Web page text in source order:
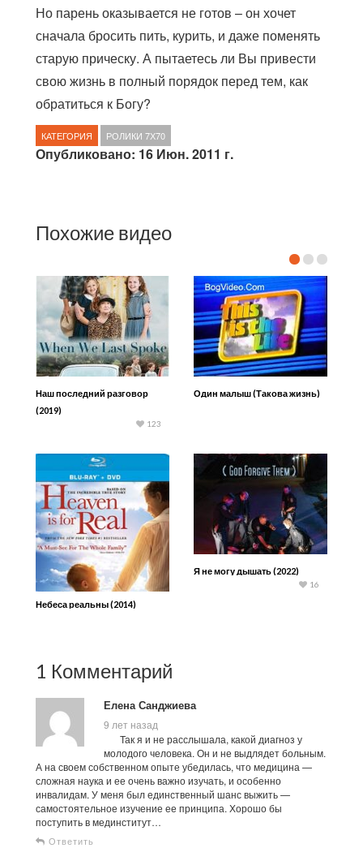
Но парень оказывается не готов – он хочет
сначала бросить пить, курить, и даже поменять
старую прическу. А пытаетесь ли Вы привести
свою жизнь в полный порядок перед тем, как
обратиться к Богу?
КАТЕГОРИЯ РОЛИКИ 7Х70
Опубликовано: 16 Июн. 2011 г.
Похожие видео
Наш последний разговор
(2019)
123
Один малыш (Такова жизнь)
Небеса реальны (2014)
Я не могу дышать (2022)
16
1 Комментарий
Елена Санджиева
9 лет назад
Так я и не расслышала, какой диагноз у
молодого человека. Он и не выдлядет больным.
А на своем собственном опыте убедилась, что медицина —
сложная наука и ее очень важно изучать, и особенно
инвалидам. У меня был единственный шанс выжить —
самостоятельное изучение ее принципа. Хорошо бы
поступить в мединститут…
Ответить